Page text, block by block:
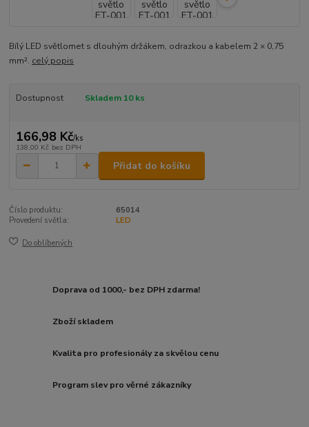
Bílý LED světlomet s dlouhým držákem, odrazkou a kabelem 2 × 0,75
mm². celý popis
Dostupnost Skladem 10 ks
166,98 Kč/ks
138,00 Kč bez DPH
Přidat do košíku
Číslo produktu:
65014
Provedení světla:
LED
Do oblíbených
Doprava od 1000,- bez DPH zdarma!
Zboží skladem
Kvalita pro profesionály za skvělou cenu
Program slev pro věrné zákazníky